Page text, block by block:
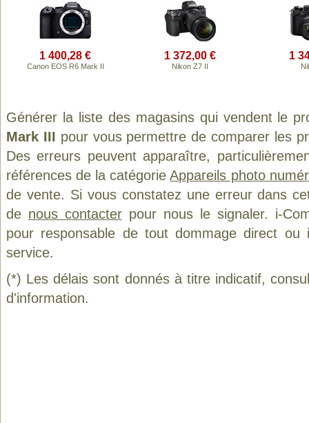
1 400,28 €
Canon EOS R6 Mark II
1 372,00 €
Nikon Z7 II
1
Générer la liste des magasins qui vendent le
Mark III pour vous permettre de comparer les
Des erreurs peuvent apparaître,
références de la catégorieAppareils photo
de vente. Si vous constatez une erreur dans
de nous contacter pour nous le signaler. i-
pour responsable de tout dommage direct
service.
(*) Les délais sont donnés à titre indicatif,
d'information.